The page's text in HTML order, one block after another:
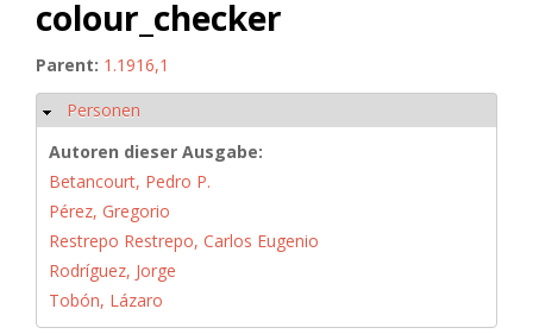
colour_checker
Parent: 1.1916,1
Hide
Personen
Autoren dieser Ausgabe:
Betancourt, Pedro P.
Pérez, Gregorio
Restrepo Restrepo, Carlos Eugenio
Rodríguez, Jorge
Tobón, Lázaro